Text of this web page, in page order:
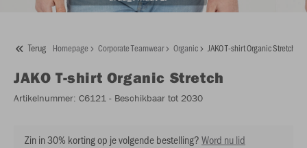
Terug Homepage Corporate Teamwear Organic JAKO T-shirt Organic Stretch
JAKO T-shirt Organic Stretch
Artikelnummer: C6121 - Beschikbaar tot 2030
Zin in 30% korting op je volgende bestelling?Word nu lid